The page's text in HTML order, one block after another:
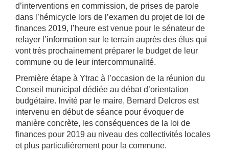
d’interventions en commission, de prises de parole
dans l’hémicycle lors de l’examen du projet de loi de
finances 2019, l’heure est venue pour le sénateur de
relayer l’information sur le terrain auprès des élus qui
vont très prochainement préparer le budget de leur
commune ou de leur intercommunalité.
Première étape à Ytrac à l’occasion de la réunion du
Conseil municipal dédiée au débat d’orientation
budgétaire. Invité par le maire, Bernard Delcros est
intervenu en début de séance pour évoquer de
manière concrète, les conséquences de la loi de
finances pour 2019 au niveau des collectivités locales
et plus particulièrement pour la commune.